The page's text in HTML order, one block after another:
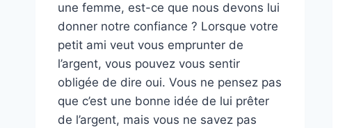
une femme, est-ce que nous devons lui
donner notre confiance ? Lorsque votre
petit ami veut vous emprunter de
l’argent, vous pouvez vous sentir
obligée de dire oui. Vous ne pensez pas
que c’est une bonne idée de lui prêter
de l’argent, mais vous ne savez pas